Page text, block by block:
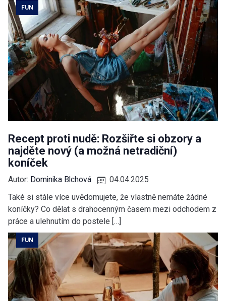
FUN
Recept proti nudě: Rozšiřte si obzory a
najděte nový (a možná netradiční)
koníček
Autor: Dominika Blchová
04.04.2025
Také si stále více uvědomujete, že vlastně nemáte žádné
koníčky? Co dělat s drahocenným časem mezi odchodem z
práce a ulehnutím do postele […]
FUN